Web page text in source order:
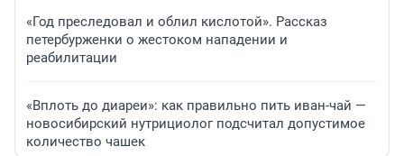
«Год преследовал и облил кислотой». Рассказ
петербурженки о жестоком нападении и
реабилитации
«Вплоть до диареи»: как правильно пить иван-чай —
новосибирский нутрициолог подсчитал допустимое
количество чашек